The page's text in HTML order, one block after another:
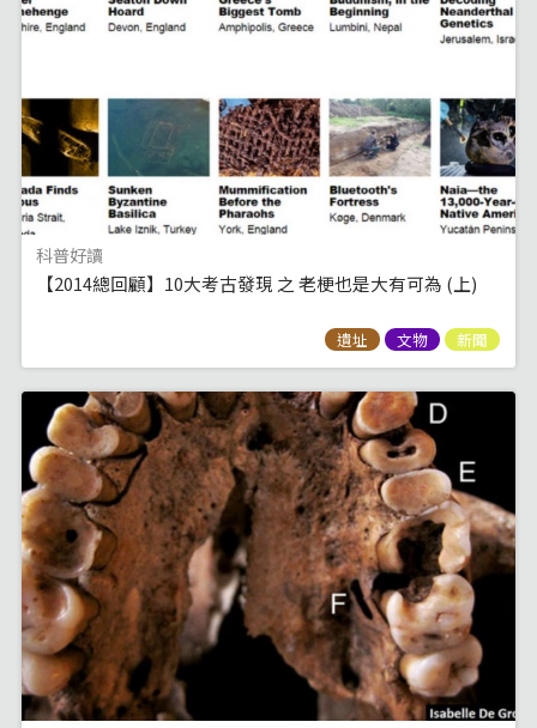
科普好讀
【2014總回顧】10大考古發現 之 老梗也是大有可為 (上)
遺址 文物 新聞